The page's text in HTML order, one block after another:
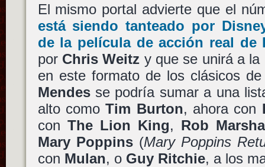
El mismo portal advierte que el
está siendo tanteado por
de la película de acción real de
por Chris Weitz y que se unirá a
en este formato de los clásicos
Mendesse podría sumar a una
alto comoTim Burton, ahora con
con The Lion King, Rob
Mary Poppins(Mary Poppins
con Mulan, o Guy Ritchie, a los